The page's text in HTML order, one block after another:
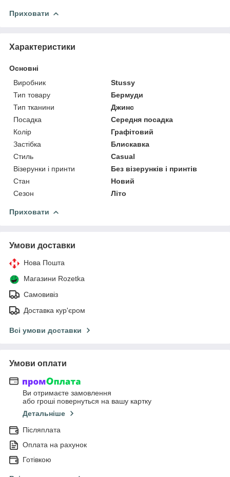
Приховати
Характеристики
Основні
Виробник
Stussy
Тип товару
Бермуди
Тип тканини
Джинс
Посадка
Середня посадка
Колір
Графітовий
Застібка
Блискавка
Стиль
Casual
Візерунки і принти
Без візерунків і принтів
Стан
Новий
Сезон
Літо
Приховати
Умови доставки
Нова Пошта
Магазини Rozetka
Самовивіз
Доставка кур'єром
Всі умови доставки
Умови оплати
Ви отримаєте замовлення
або гроші повернуться на вашу картку
Детальніше
Післяплата
Оплата на рахунок
Готівкою